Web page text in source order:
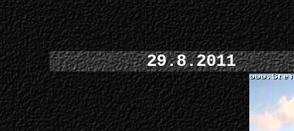
29.8.2011